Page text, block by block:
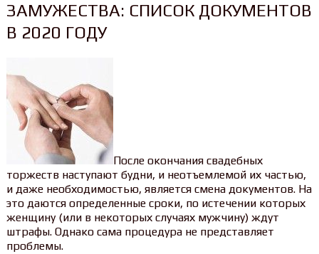
ЗАМУЖЕСТВА: СПИСОК ДОКУМЕНТОВ
В 2020 ГОДУ
После окончания свадебных
торжеств наступают будни, и неотъемлемой их частью,
и даже необходимостью, является смена документов. На
это даются определенные сроки, по истечении которых
женщину (или в некоторых случаях мужчину) ждут
штрафы. Однако сама процедура не представляет
проблемы.